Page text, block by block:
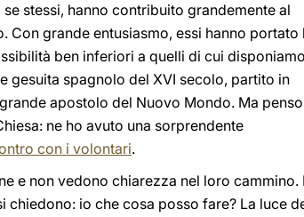
stessi, hanno contribuito grandemente al
Con grande entusiasmo, essi hanno portato
ben inferiori a quelli di cui
gesuita spagnolo del XVI secolo, partito in
apostolo del Nuovo Mondo. Ma penso
ne ho avuto una sorprendente
con i volontari.
e non vedono chiarezza nel loro cammino.
io che cosa posso fare? La luce